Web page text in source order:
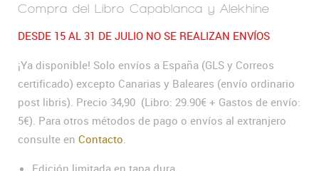
Compra del Libro Capablanca y Alekhine
DESDE 15 AL 31 DE JULIO NO SE REALIZAN ENVÍOS
¡Ya disponible! Solo envíos a España (GLS y Correos
certificado) excepto Canarias y Baleares (envío ordinario
post libris). Precio 34,90 (Libro: 29.90€ + Gastos de envío:
5€). Para otros métodos de pago o envíos al extranjero
consulte en Contacto
Edición limitada en tapa dura.